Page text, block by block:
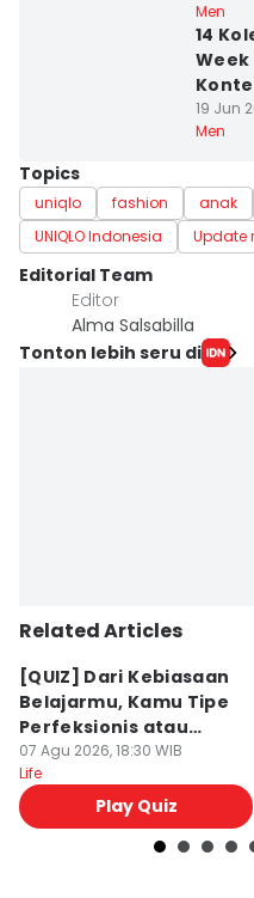
Men
14
Week
19 Jun
Men
Topics
uniqlo fashion anak
UNIQLO Indonesia
Update
Editorial Team
Editor
Alma Salsabilla
Tonton lebih seru di
Related Articles
[QUIZ] Dari Kebiasaan
Belajarmu, Kamu Tipe
Perfeksionis atau
Deadliner?
07 Agu 2026, 18:30 WIB
Life
Play Quiz